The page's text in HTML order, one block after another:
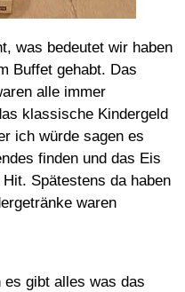
was bedeutet wir haben
Buffet gehabt. Das
alle immer
klassische Kindergeld
ich würde sagen es
finden und das Eis
Spätestens da haben
waren
gibt alles was das